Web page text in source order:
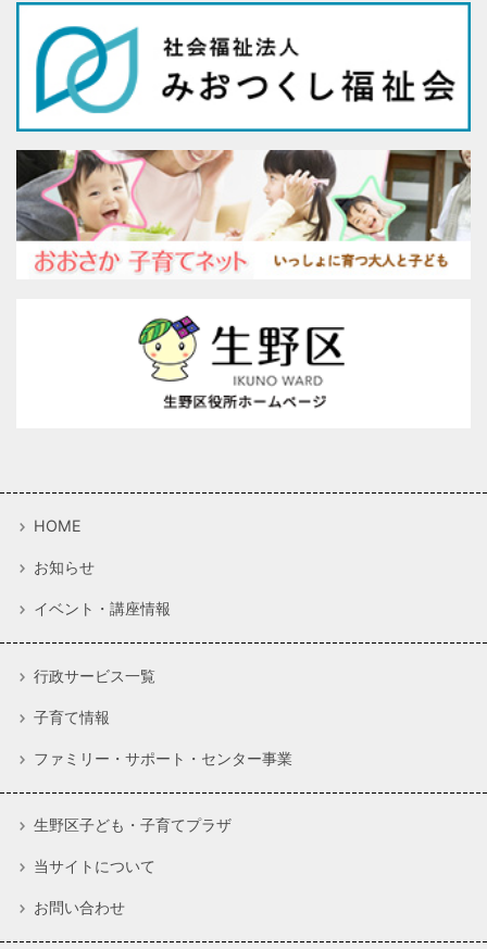
HOME
お知らせ
イベント・講座情報
行政サービス一覧
子育て情報
ファミリー・サポート・センター事業
生野区子ども・子育てプラザ
当サイトについて
お問い合わせ